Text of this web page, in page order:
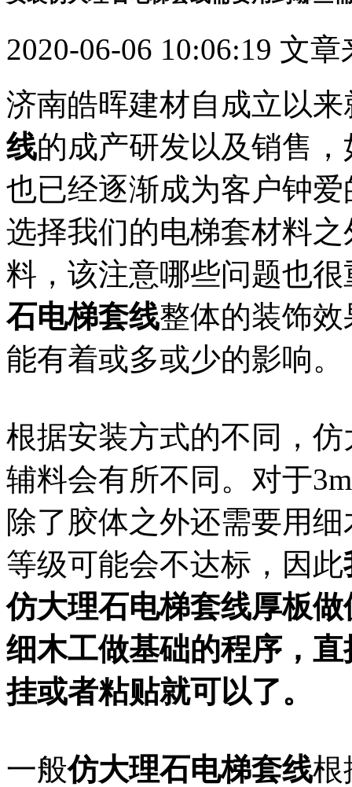
2020-06-06 10:06:19 文
济南皓晖建材自成立以
线的成产研发以及销售
也已经逐渐成为客户钟
选择我们的电梯套材料
料，该注意哪些问题也
石电梯套线整体的装饰
能有着或多或少的影响。
根据安装方式的不同，
辅料会有所不同。对于
除了胶体之外还需要用
等级可能会不达标，因此
仿大理石电梯套线厚板
细木工做基础的程序，
挂或者粘贴就可以了。
一般仿大理石电梯套线根